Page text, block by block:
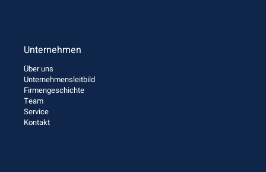
Unternehmen
Über uns
Unternehmensleitbild
Firmengeschichte
Team
Service
Kontakt